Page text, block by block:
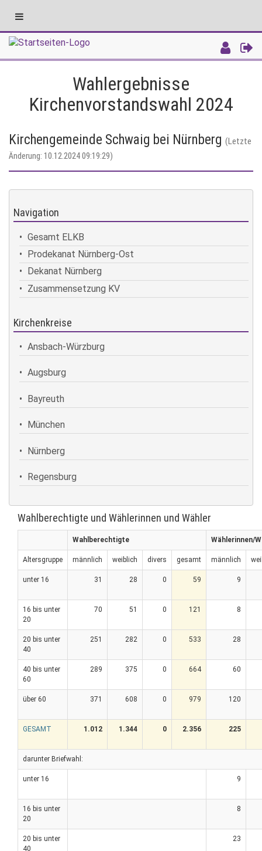
Toggle
navigation
Wahlergebnisse
Kirchenvorstandswahl 2024
Kirchengemeinde Schwaig bei Nürnberg (Letzte
Änderung: 10.12.2024 09:19:29)
Navigation
Gesamt ELKB
Prodekanat Nürnberg-Ost
Dekanat Nürnberg
Zusammensetzung KV
Kirchenkreise
Ansbach-Würzburg
Augsburg
Bayreuth
München
Nürnberg
Regensburg
Wahlberechtigte und Wählerinnen und Wähler
Wahlberechtigte Wählerinnen/
Altersgruppe männlich weiblich divers gesamt männlich
unter 16 31 28 0 59 9
16 bis unter
20
70 51 0 121 8
20 bis unter
40
251 282 0 533 28
40 bis unter
60
289 375 0 664 60
über 60 371 608 0 979 120
GESAMT 1.012 1.344 0 2.356 225
darunter Briefwahl:
unter 16 9
16 bis unter
20
8
20 bis unter
40
23